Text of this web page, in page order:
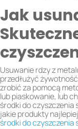
Jak
Usuwanie rdzy z
przedłużyć
zrobić za pomocą
lub piaskowanie, lub
środki do czyszczenia
jakie produkty
środki do czyszczenia